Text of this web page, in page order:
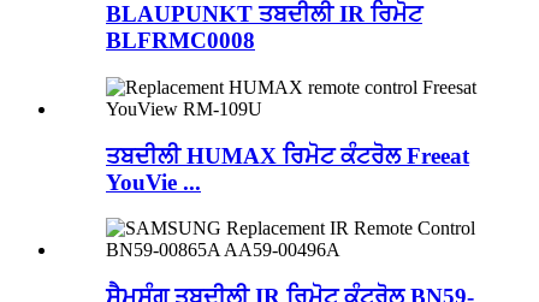
BLAUPUNKT ਤਬਦੀਲੀ IR ਰਿਮੋਟ
BLFRMC0008
ਤਬਦੀਲੀ HUMAX ਰਿਮੋਟ ਕੰਟਰੋਲ Freeat
YouVie ...
ਸੈਮਸੰਗ ਤਬਦੀਲੀ IR ਰਿਮੋਟ ਕੰਟਰੋਲ BN59-